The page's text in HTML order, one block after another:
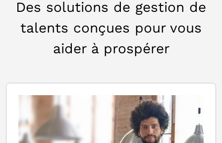
Des solutions de gestion de
talents conçues pour vous
aider à prospérer